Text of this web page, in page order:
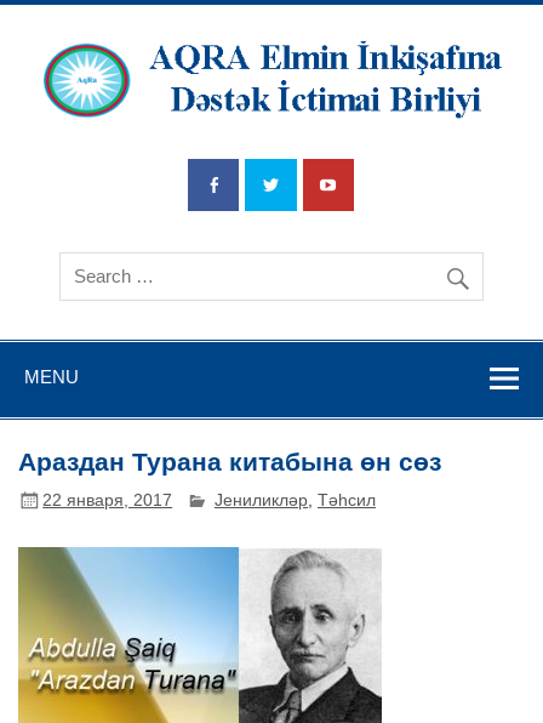
İnkişafına
Dətsək İctimai
Birliyi
MENU
Араздан Турана китабына өн сөз
22 января, 2017 Јениликләр ,Тәһсил